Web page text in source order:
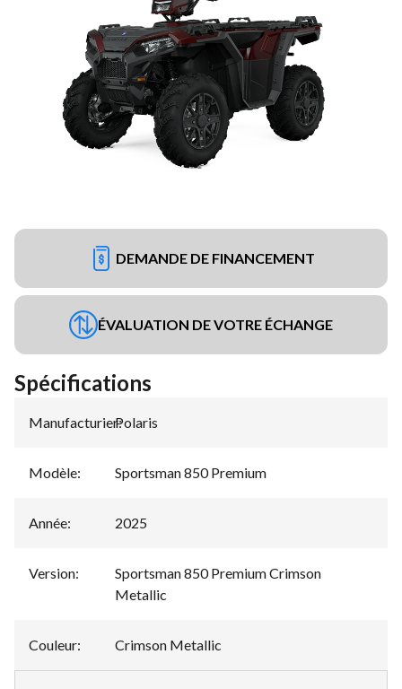
DEMANDE DE FINANCEMENT
ÉVALUATION DE VOTRE ÉCHANGE
Spécifications
Manufacturier:
Polaris
Modèle: Sportsman 850 Premium
Année: 2025
Version:
Sportsman 850 Premium Crimson
Metallic
Couleur: Crimson Metallic